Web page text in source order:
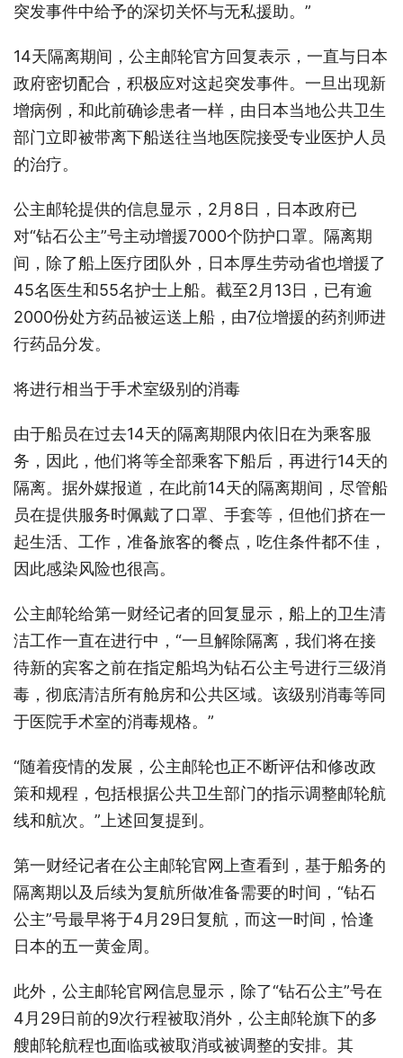
突发事件中给予的深切关怀与无私援助。”
14天隔离期间，公主邮轮官方回复表示，一直与日本
政府密切配合，积极应对这起突发事件。一旦出现新
增病例，和此前确诊患者一样，由日本当地公共卫生
部门立即被带离下船送往当地医院接受专业医护人员
的治疗。
公主邮轮提供的信息显示，2月8日，日本政府已
对“钻石公主”号主动增援7000个防护口罩。隔离期
间，除了船上医疗团队外，日本厚生劳动省也增援了
45名医生和55名护士上船。截至2月13日，已有逾
2000份处方药品被运送上船，由7位增援的药剂师进
行药品分发。
将进行相当于手术室级别的消毒
由于船员在过去14天的隔离期限内依旧在为乘客服
务，因此，他们将等全部乘客下船后，再进行14天的
隔离。据外媒报道，在此前14天的隔离期间，尽管船
员在提供服务时佩戴了口罩、手套等，但他们挤在一
起生活、工作，准备旅客的餐点，吃住条件都不佳，
因此感染风险也很高。
公主邮轮给第一财经记者的回复显示，船上的卫生清
洁工作一直在进行中，“一旦解除隔离，我们将在接
待新的宾客之前在指定船坞为钻石公主号进行三级消
毒，彻底清洁所有舱房和公共区域。该级别消毒等同
于医院手术室的消毒规格。”
“随着疫情的发展，公主邮轮也正不断评估和修改政
策和规程，包括根据公共卫生部门的指示调整邮轮航
线和航次。”上述回复提到。
第一财经记者在公主邮轮官网上查看到，基于船务的
隔离期以及后续为复航所做准备需要的时间，“钻石
公主”号最早将于4月29日复航，而这一时间，恰逢
日本的五一黄金周。
此外，公主邮轮官网信息显示，除了“钻石公主”号在
4月29日前的9次行程被取消外，公主邮轮旗下的多
艘邮轮航程也面临或被取消或被调整的安排。其